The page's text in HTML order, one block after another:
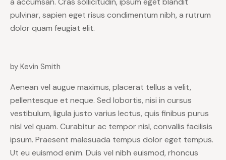
pulvinar, sapien eget risus condimentum nibh, a rutrum
dolor quam feugiat elit.
by Kevin Smith
Aenean vel augue maximus, placerat tellus a velit,
pellentesque et neque. Sed lobortis, nisi in cursus
vestibulum, ligula justo varius lectus, quis finibus purus
nisl vel quam. Curabitur ac tempor nisl, convallis facilisis
ipsum. Praesent malesuada tempus dolor eget tempus.
Ut eu euismod enim. Duis vel nibh euismod, rhoncus